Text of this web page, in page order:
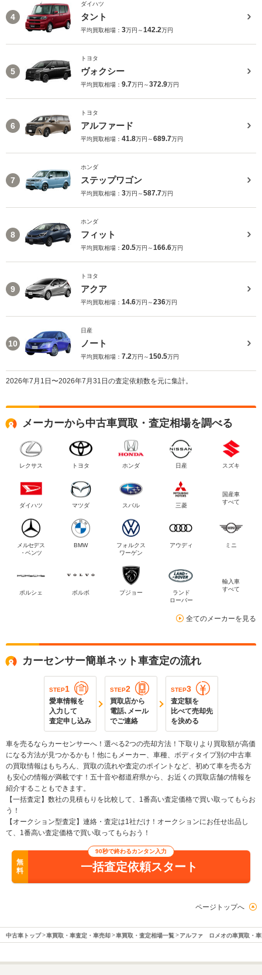
4
ダイハツ
タント
平均買取相場： 3万円～142.2万円
5
トヨタ
ヴォクシー
平均買取相場： 9.7万円～372.9万円
6
トヨタ
アルファード
平均買取相場： 41.8万円～689.7万円
7
ホンダ
ステップワゴン
平均買取相場： 3万円～587.7万円
8
ホンダ
フィット
平均買取相場： 20.5万円～166.6万円
9
トヨタ
アクア
平均買取相場： 14.6万円～236万円
10
日産
ノート
平均買取相場： 7.2万円～150.5万円
2026年7月1日〜2026年7月31日の査定依頼数を元に集計。
メーカーから中古車買取・査定相場を調べる
レクサス トヨタ ホンダ 日産 スズキ
ダイハツ マツダ スバル 三菱
国産車
すべて
メルセデス
・ベンツ
BMW
フォルクス
ワーゲン
アウディ ミニ
ポルシェ ボルボ プジョー
ランド
ローバー
輸入車
すべて
全てのメーカーを見る
カーセンサー簡単ネット車査定の流れ
STEP1
愛車情報を
入力して
査定申し込み
STEP2
買取店から
電話､メール
でご連絡
STEP3
査定額を
比べて売却先
を決める
車を売るならカーセンサーへ！選べる2つの売却方法！下取りより買取額が高価
になる方法が見つかるかも！他にもメーカー、車種、ボディタイプ別の中古車
の買取情報はもちろん、買取の流れや査定のポイントなど、初めて車を売る方
も安心の情報が満載です！五十音や都道府県から、お近くの買取店舗の情報を
紹介することもできます。
【一括査定】数社の見積もりを比較して、1番高い査定価格で買い取ってもらお
う！
【オークション型査定】連絡・査定は1社だけ！オークションにお任せ出品し
て、1番高い査定価格で買い取ってもらおう！
無
料
90秒で終わるカンタン入力
一括査定依頼スタート
ページトップへ
中古車トップ 車買取・車査定・車売却 車買取・査定相場一覧 アルファ ロメオの車買取・車